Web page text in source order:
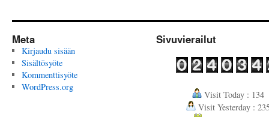
Meta
Kirjaudu sisään
Sisältösyöte
Kommenttisyöte
WordPress.org
Sivuvierailut
Visit Today : 134
Visit Yesterday :